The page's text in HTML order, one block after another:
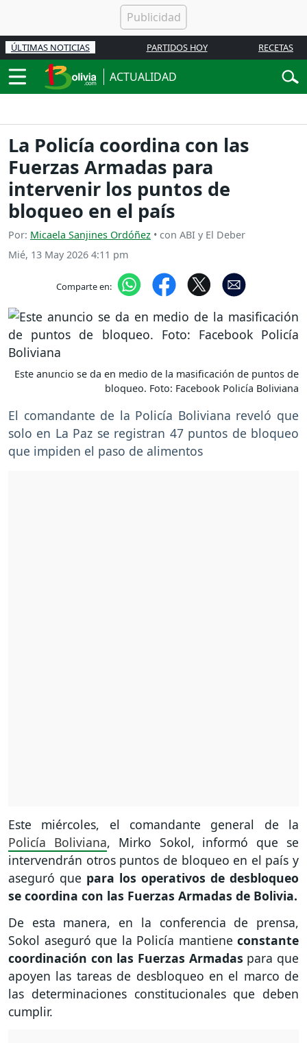
ÚLTIMAS NOTICIAS PARTIDOS HOY RECETAS
ACTUALIDAD
La Policía coordina con las
Fuerzas Armadas para
intervenir los puntos de
bloqueo en el país
Por: Micaela Sanjines Ordóñez • con ABI y El Deber
Mié, 13 May 2026 4:11 pm
Comparte en:
Este anuncio se da en medio de la masificación de puntos de
bloqueo. Foto: Facebook Policía Boliviana
El comandante de la Policía Boliviana reveló que
solo en La Paz se registran 47 puntos de bloqueo
que impiden el paso de alimentos
Este miércoles, el comandante general de la
Policía Boliviana, Mirko Sokol, informó que se
intervendrán otros puntos de bloqueo en el país y
aseguró que para los operativos de desbloqueo
se coordina con las Fuerzas Armadas de Bolivia.
De esta manera, en la conferencia de prensa,
Sokol aseguró que la Policía mantiene constante
coordinación con las Fuerzas Armadas para que
apoyen las tareas de desbloqueo en el marco de
las determinaciones constitucionales que deben
cumplir.